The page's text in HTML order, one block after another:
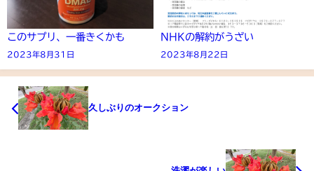
このサプリ、一番きくかも
2023年8月31日
NHKの解約がうざい
2023年8月22日
久しぶりのオークション